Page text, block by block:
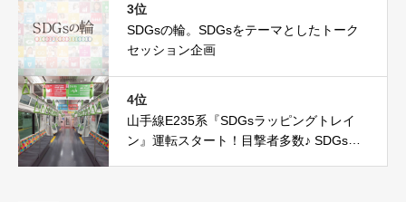
3位
SDGsの輪。SDGsをテーマとしたトーク
セッション企画
4位
山手線E235系『SDGsラッピングトレイ
ン』運転スタート！目撃者多数♪ SDGs達